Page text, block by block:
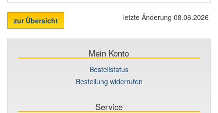
zur Übersicht letzte Änderung 08.06.2026
Mein Konto
Bestellstatus
Bestellung widerrufen
Service